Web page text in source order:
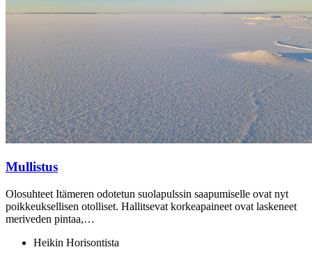
Mullistus
Olosuhteet Itämeren odotetun suolapulssin saapumiselle ovat nyt
poikkeuksellisen otolliset. Hallitsevat korkeapaineet ovat laskeneet
meriveden pintaa,…
Heikin Horisontista